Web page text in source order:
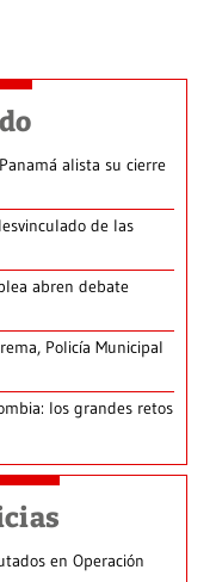
alista su cierre
de las
abren debate
Policía Municipal
los grandes retos
en Operación